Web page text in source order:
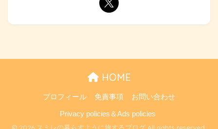
HOME
プロフィール 免責事項 お問い合わせ
Privacy policies＆Ads policies
© 2026 スミレの暮らすように旅するブログ All rights reserved.